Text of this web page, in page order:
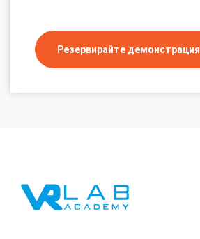
Резервирайте демонстрация